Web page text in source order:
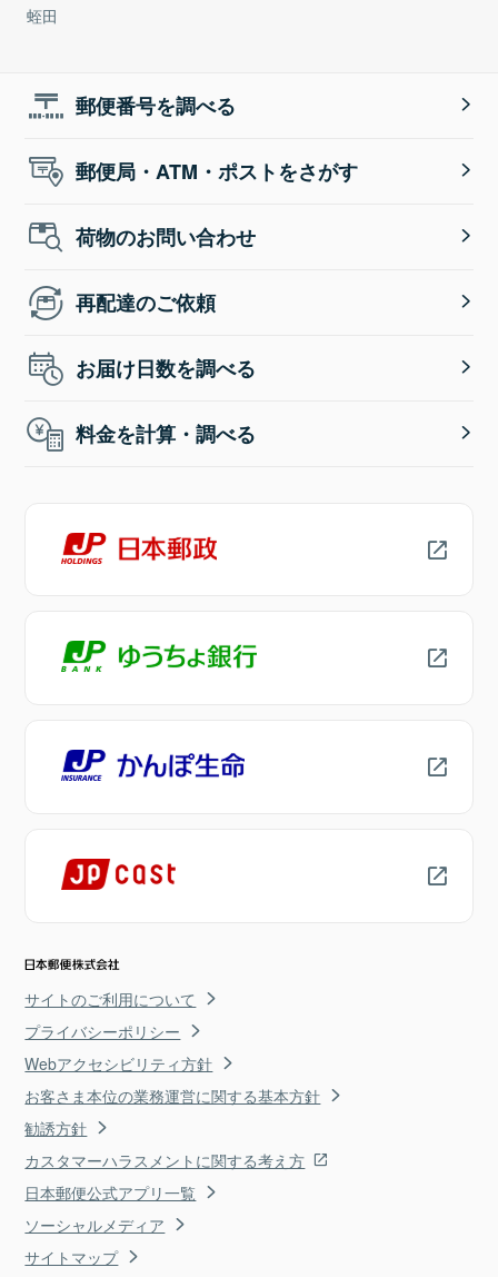
蛭田
郵便番号を調べる
郵便局・ATM・ポストをさがす
荷物のお問い合わせ
再配達のご依頼
お届け日数を調べる
料金を計算・調べる
サイトのご利用について
プライバシーポリシー
Webアクセシビリティ方針
お客さま本位の業務運営に関する基本方針
勧誘方針
カスタマーハラスメントに関する考え方
日本郵便公式アプリ一覧
ソーシャルメディア
サイトマップ